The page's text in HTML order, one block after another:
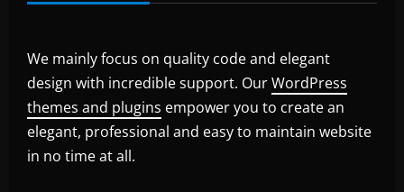
We mainly focus on quality code and elegant
design with incredible support. OurWordPress
themes and plugins empower you to create an
elegant, professional and easy to maintain website
in no time at all.